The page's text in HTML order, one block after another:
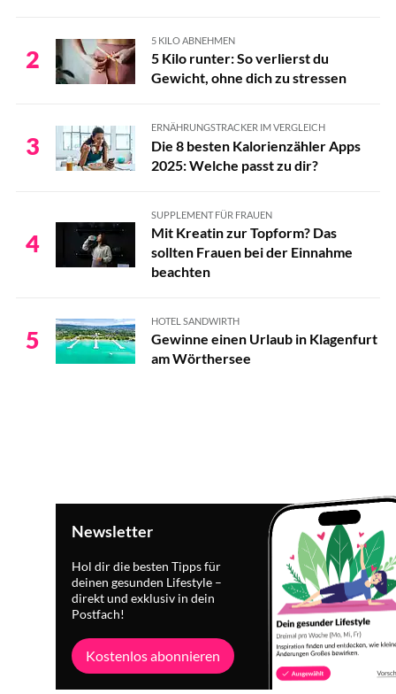
2
5 KILO ABNEHMEN
5 Kilo runter: So verlierst du
Gewicht, ohne dich zu stressen
3
ERNÄHRUNGSTRACKER IM VERGLEICH
Die 8 besten Kalorienzähler Apps
2025: Welche passt zu dir?
4
SUPPLEMENT FÜR FRAUEN
Mit Kreatin zur Topform? Das
sollten Frauen bei der Einnahme
beachten
5
HOTEL SANDWIRTH
Gewinne einen Urlaub in Klagenfurt
am Wörthersee
Newsletter
Hol dir die besten Tipps für
deinen gesunden Lifestyle –
direkt und exklusiv in dein
Postfach!
Kostenlos abonnieren